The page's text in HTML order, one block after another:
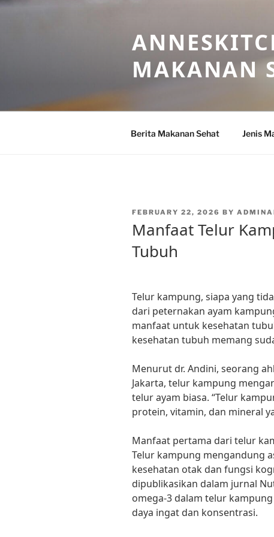
Skip
MAKANAN
Berita Makanan Sehat Jenis
POSTED
FEBRUARY 22, 2026 BY
Manfaat Telur
Tubuh
Telur kampung, siapa yang
dari peternakan ayam
manfaat untuk kesehatan
kesehatan tubuh memang
Menurut dr. Andini, seorang
Jakarta, telur kampung
telur ayam biasa. “Telur
protein, vitamin, dan mineral
Manfaat pertama dari telur
Telur kampung mengandung
kesehatan otak dan fungsi
dipublikasikan dalam jurnal
omega-3 dalam telur
daya ingat dan konsentrasi.